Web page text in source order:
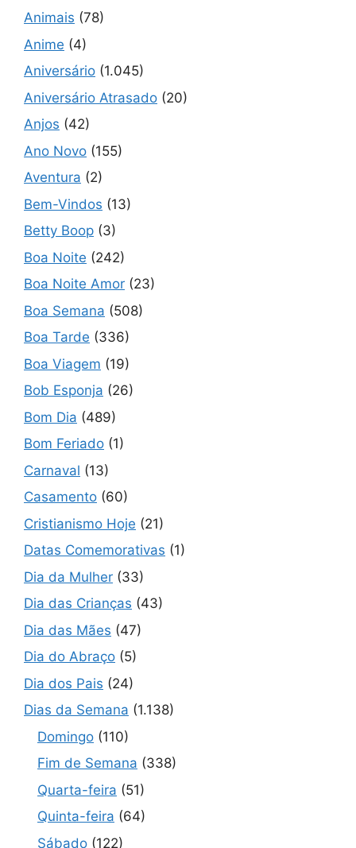
Animais (78)
Anime (4)
Aniversário (1.045)
Aniversário Atrasado (20)
Anjos (42)
Ano Novo (155)
Aventura (2)
Bem-Vindos (13)
Betty Boop (3)
Boa Noite (242)
Boa Noite Amor (23)
Boa Semana (508)
Boa Tarde (336)
Boa Viagem (19)
Bob Esponja (26)
Bom Dia (489)
Bom Feriado (1)
Carnaval (13)
Casamento (60)
Cristianismo Hoje (21)
Datas Comemorativas (1)
Dia da Mulher (33)
Dia das Crianças (43)
Dia das Mães (47)
Dia do Abraço (5)
Dia dos Pais (24)
Dias da Semana (1.138)
Domingo (110)
Fim de Semana (338)
Quarta-feira (51)
Quinta-feira (64)
Sábado (122)